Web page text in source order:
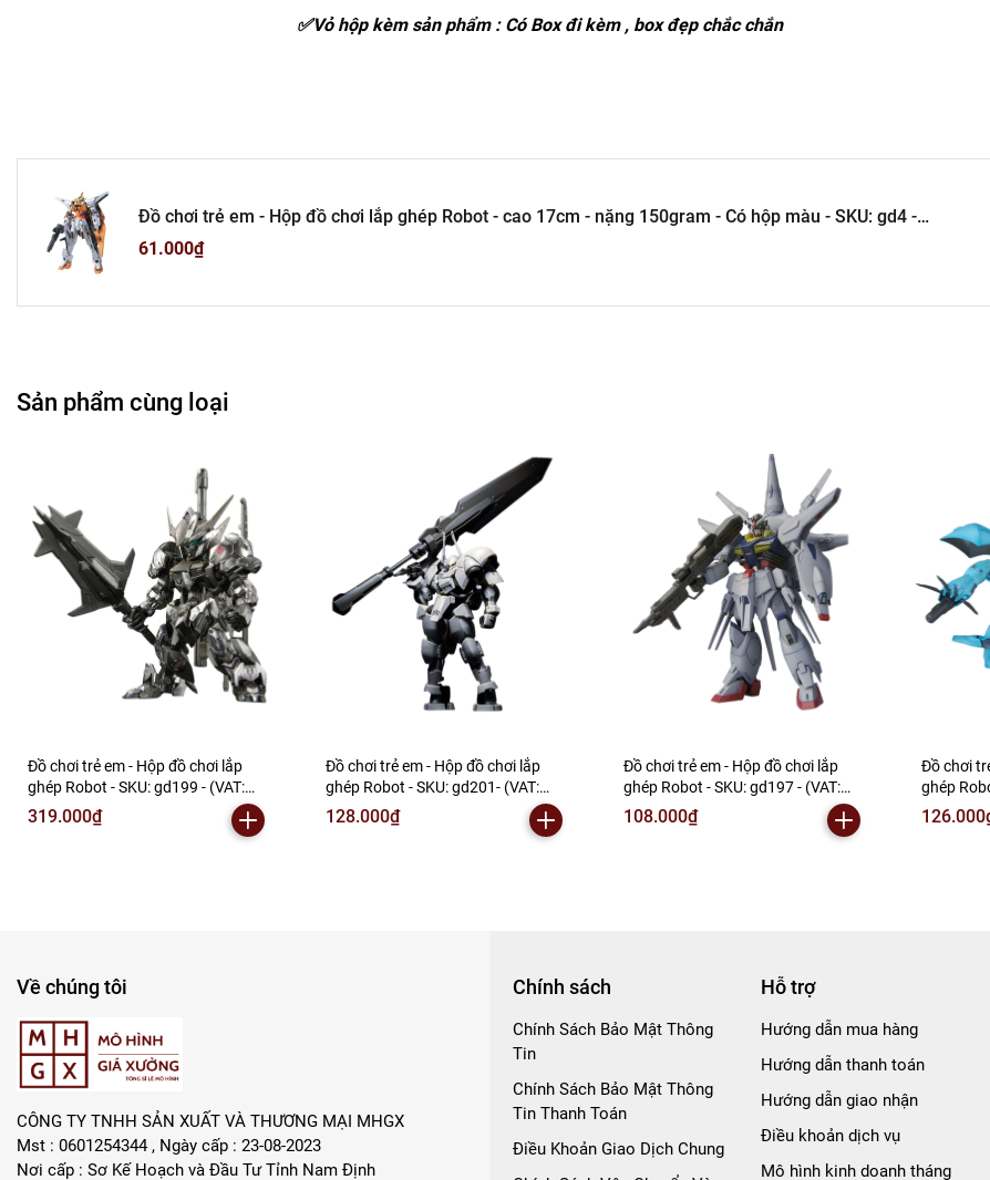
✅Vỏ hộp kèm sản phẩm : Có Box đi kèm , box đẹp chắc chắn
Đồ chơi trẻ em - Hộp đồ chơi lắp ghép Robot - cao 17cm - nặng 150gram - Có hộp màu - SKU: gd4 -
(VAT: DC1)- K27-T3-S3
61.000₫
Sản phẩm cùng loại
Đồ chơi trẻ em - Hộp đồ chơi lắp
ghép Robot - SKU: gd199 - (VAT:
006-01-240) - N2-F1-S12
319.000₫
Đồ chơi trẻ em - Hộp đồ chơi lắp
ghép Robot - SKU: gd201- (VAT:
006-01-90) - N2-E1-S2
128.000₫
Đồ chơi trẻ em - Hộp đồ chơi lắp
ghép Robot - SKU: gd197 - (VAT:
006-01-60) - N2-E1-S8
108.000₫
Đồ chơi
ghép
006-01-
Về chúng tôi
CÔNG TY TNHH SẢN XUẤT VÀ THƯƠNG MẠI MHGX
Mst : 0601254344 , Ngày cấp : 23-08-2023
Nơi cấp : Sơ Kế Hoạch và Đầu Tư Tỉnh Nam Định
Chính sách
Chính Sách Bảo Mật Thông
Tin
Chính Sách Bảo Mật Thông
Tin Thanh Toán
Điều Khoản Giao Dịch Chung
Hỗ trợ
Hướng dẫn mua hàng
Hướng dẫn thanh toán
Hướng dẫn giao nhận
Điều khoản dịch vụ
Mô hình kinh doanh tháng